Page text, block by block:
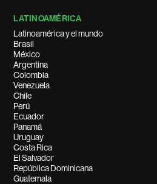
LATINOAMÉRICA
Latinoamérica y el mundo
Brasil
México
Argentina
Colombia
Venezuela
Chile
Perú
Ecuador
Panamá
Uruguay
Costa Rica
El Salvador
República Dominicana
Guatemala